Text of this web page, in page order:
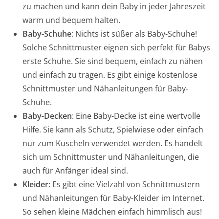
zu machen und kann dein Baby in jeder Jahreszeit
warm und bequem halten.
Baby-Schuhe: Nichts ist süßer als Baby-Schuhe!
Solche Schnittmuster eignen sich perfekt für Babys
erste Schuhe. Sie sind bequem, einfach zu nähen
und einfach zu tragen. Es gibt einige kostenlose
Schnittmuster und Nähanleitungen für Baby-
Schuhe.
Baby-Decken: Eine Baby-Decke ist eine wertvolle
Hilfe. Sie kann als Schutz, Spielwiese oder einfach
nur zum Kuscheln verwendet werden. Es handelt
sich um Schnittmuster und Nähanleitungen, die
auch für Anfänger ideal sind.
Kleider: Es gibt eine Vielzahl von Schnittmustern
und Nähanleitungen für Baby-Kleider im Internet.
So sehen kleine Mädchen einfach himmlisch aus!